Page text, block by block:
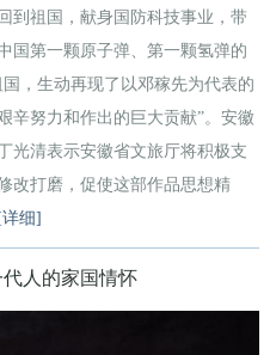
到祖国，献身国防科技事业，带
国第一颗原子弹、第一颗氢弹的
，生动再现了以邓稼先为代表的
辛努力和作出的巨大贡献”。安徽
光清表示安徽省文旅厅将积极支
改打磨，促使这部作品思想精
细]
人的家国情怀